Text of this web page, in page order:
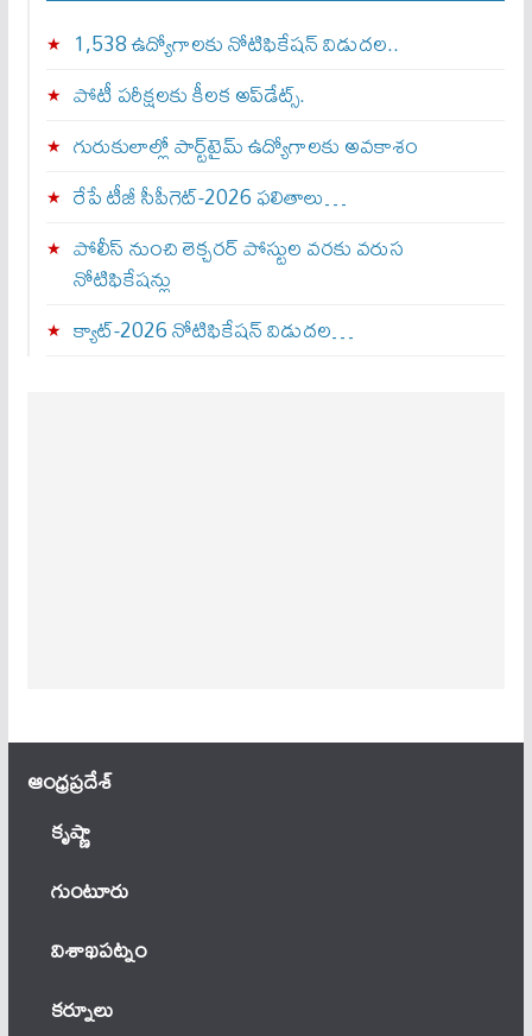
1,538 ఉద్యోగాలకు నోటిఫికేషన్ విడుదల..
పోటీ పరీక్షలకు కీలక అప్‌డేట్స్.
గురుకులాల్లో పార్ట్‌టైమ్ ఉద్యోగాలకు అవకాశం
రేపే టీజీ సీపీగెట్‌-2026 ఫలితాలు…
పోలీస్ నుంచి లెక్చరర్ పోస్టుల వరకు వరుస
నోటిఫికేషన్లు
క్యాట్-2026 నోటిఫికేషన్ విడుదల…
ఆంధ్ర‌ప్ర‌దేశ్
కృష్ణా
గుంటూరు
విశాఖపట్నం
కర్నూలు